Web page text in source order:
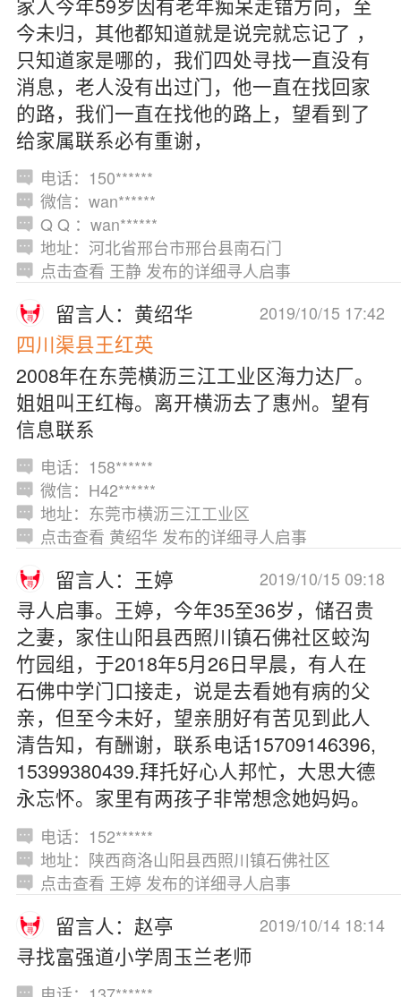
今未归，其他都知道就是说完就忘记了 ，
只知道家是哪的，我们四处寻找一直没有
消息，老人没有出过门，他一直在找回家
的路，我们一直在找他的路上，望看到了
给家属联系必有重谢，
电话：150******
微信：wan******
Q Q ：wan******
地址：河北省邢台市邢台县南石门
点击查看 王静 发布的详细寻人启事
2019/10/15 17:42
留言人：黄绍华
四川渠县王红英
2008年在东莞横沥三江工业区海力达厂。
姐姐叫王红梅。离开横沥去了惠州。望有
信息联系
电话：158******
微信：H42******
地址：东莞市横沥三江工业区
点击查看 黄绍华 发布的详细寻人启事
2019/10/15 09:18
留言人：王婷
寻人启事。王婷，今年35至36岁，储召贵
之妻，家住山阳县西照川镇石佛社区蛟沟
竹园组，于2018年5月26日早晨，有人在
石佛中学门口接走，说是去看她有病的父
亲，但至今未好，望亲朋好有苦见到此人
清告知，有酬谢，联系电话15709146396,
15399380439.拜托好心人邦忙，大思大德
永忘怀。家里有两孩子非常想念她妈妈。
电话：152******
地址：陕西商洛山阳县西照川镇石佛社区
点击查看 王婷 发布的详细寻人启事
2019/10/14 18:14
留言人：赵亭
寻找富强道小学周玉兰老师